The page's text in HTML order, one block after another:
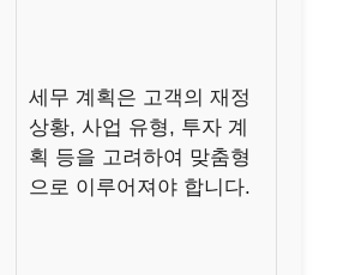
세무 계획은 고객의 재정
상황, 사업 유형, 투자 계
획 등을 고려하여 맞춤형
으로 이루어져야 합니다.